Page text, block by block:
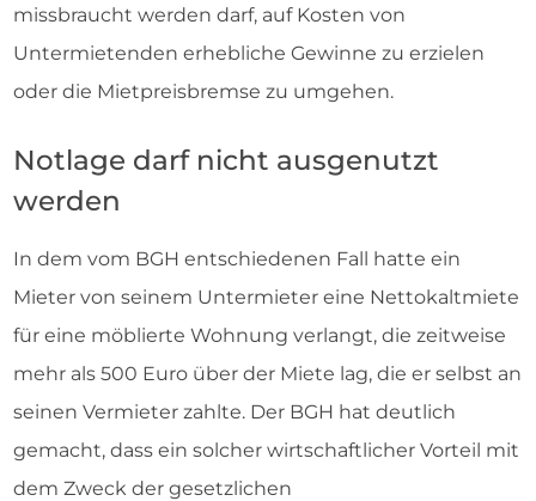
missbraucht werden darf, auf Kosten von
Untermietenden erhebliche Gewinne zu erzielen
oder die Mietpreisbremse zu umgehen.
Notlage darf nicht ausgenutzt
werden
In dem vom BGH entschiedenen Fall hatte ein
Mieter von seinem Untermieter eine Nettokaltmiete
für eine möblierte Wohnung verlangt, die zeitweise
mehr als 500 Euro über der Miete lag, die er selbst an
seinen Vermieter zahlte. Der BGH hat deutlich
gemacht, dass ein solcher wirtschaftlicher Vorteil mit
dem Zweck der gesetzlichen